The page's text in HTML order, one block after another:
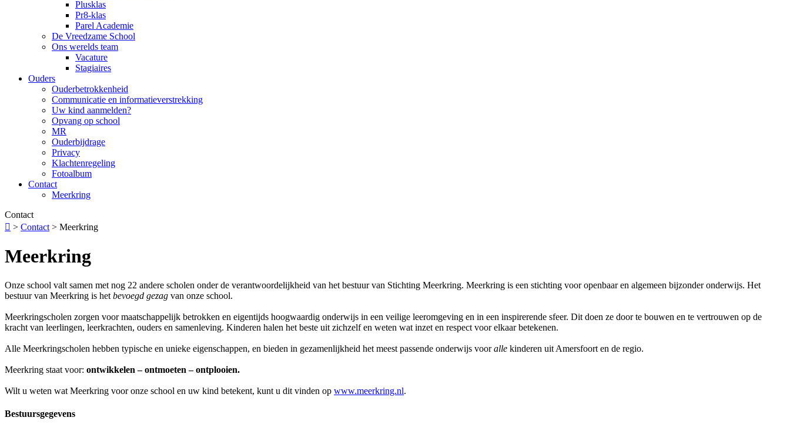
Plusklas
Pr8-klas
Parel Academie
De Vreedzame School
Ons werelds team
Vacature
Stagiaires
Ouders
Ouderbetrokkenheid
Communicatie en informatieverstrekking
Uw kind aanmelden?
Opvang op school
MR
Ouderbijdrage
Privacy
Klachtenregeling
Fotoalbum
Contact
Meerkring
Contact
 > Contact > Meerkring
Meerkring
Onze school valt samen met nog 22 andere scholen onder de verantwoordelijkheid van het bestuur van Stichting Meerkring. Meerkring is een stichting voor openbaar en algemeen bijzonder onderwijs. Het
bestuur van Meerkring is het bevoegd gezag van onze school.
Meerkringscholen zorgen voor maatschappelijk betrokken en eigentijds hoogwaardig onderwijs in een veilige leeromgeving en in een inspirerende sfeer. Dit doen ze door te bouwen en te vertrouwen op de
kracht van leerlingen, leerkrachten, ouders en samenleving. Kinderen halen het beste uit zichzelf en weten wat inzet en respect voor elkaar betekenen.
Alle Meerkringscholen hebben typische en unieke eigenschappen, en bieden in gezamenlijkheid het meest passende onderwijs vooralle kinderen uit Amersfoort en de regio.
Meerkring staat voor: ontwikkelen – ontmoeten – ontplooien.
Wilt u weten wat Meerkring voor onze school en uw kind betekent, kunt u dit vinden op www.meerkring.nl.
Bestuursgegevens